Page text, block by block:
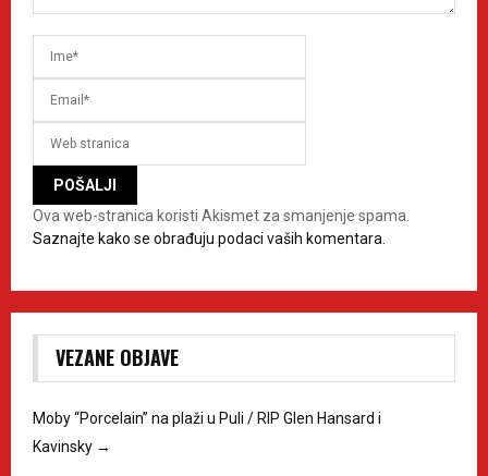
Ova web-stranica koristi Akismet za smanjenje spama.
Saznajte kako se obrađuju podaci vaših komentara.
VEZANE OBJAVE
Moby “Porcelain” na plaži u Puli / RIP Glen Hansard i
Kavinsky →